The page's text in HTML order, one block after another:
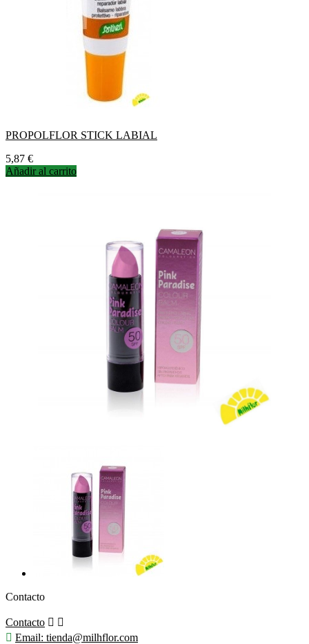
PROPOLFLOR STICK LABIAL
Precio
5,87 €
Añadir al carrito
Contacto
Contacto  
 Email: tienda@milhflor.com